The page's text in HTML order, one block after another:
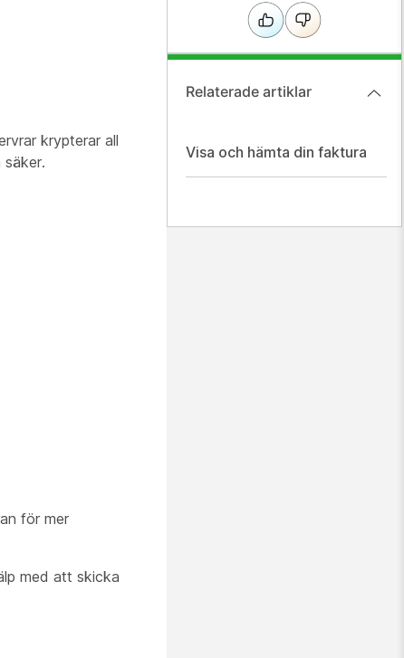
krypterar all
för mer
med att skicka
Relaterade artiklar
Visa och hämta din faktura